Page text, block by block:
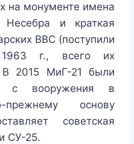
на монументе имена
и краткая
ВВС (поступили
г., всего их
2015 МиГ-21 были
с вооружения в
основу
советская
СУ-25.